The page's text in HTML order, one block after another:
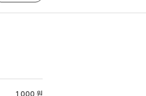
1,000 원